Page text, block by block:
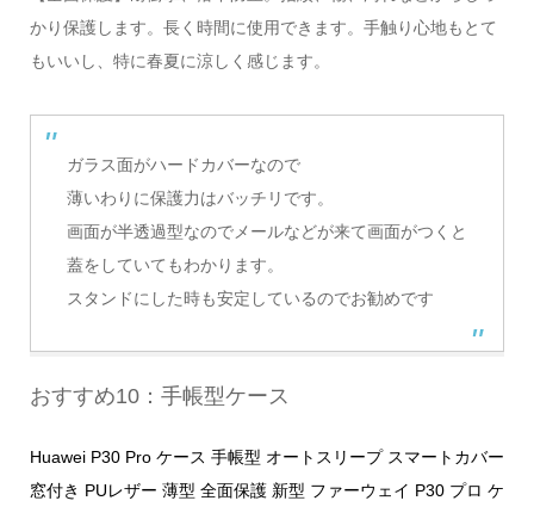
かり保護します。長く時間に使用できます。手触り心地もとて
もいいし、特に春夏に涼しく感じます。
ガラス面がハードカバーなので
薄いわりに保護力はバッチリです。
画面が半透過型なのでメールなどが来て画面がつくと
蓋をしていてもわかります。
スタンドにした時も安定しているのでお勧めです
おすすめ10：手帳型ケース
Huawei P30 Pro ケース 手帳型 オートスリープ スマートカバー
窓付き PUレザー 薄型 全面保護 新型 ファーウェイ P30 プロ ケ